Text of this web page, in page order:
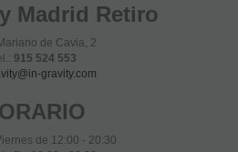
Madrid Retiro
de Cavia, 2
915 524 553
gravity.com
de 12:00 - 20:30